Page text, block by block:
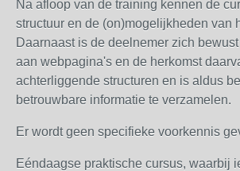
Na afloop van de training kennen de
structuur en de (on)mogelijkheden van
Daarnaast is de deelnemer zich
aan webpagina's en de herkomst
achterliggende structuren en is aldus
betrouwbare informatie te verzamelen.
Er wordt geen specifieke voorkennis
Eéndaagse praktische cursus, waarbij